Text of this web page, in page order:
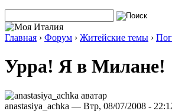
Главная › Форум › Житейские темы ›
Урра! Я в Милане!
anastasiya_achka — Втр, 08/07/2008 -